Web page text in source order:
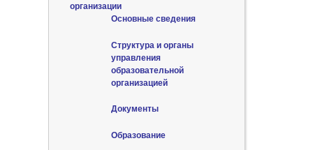
организации
Основные сведения
Структура и органы
управления
образовательной
организацией
Документы
Образование